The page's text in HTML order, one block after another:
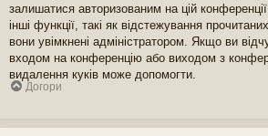
залишатися авторизованим на цій
інші функції, такі як відстежування
вони увімкнені адміністратором. Якщо ви
входом на конференцію або виходом з
видалення куків може допомогти.
Догори